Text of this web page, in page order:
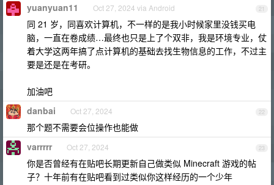
21
yuanyuan11 Oct 27, 2024 via Android
同 21 岁，同喜欢计算机，不一样的是我小时候家里没钱买电
脑，一直在卷成绩…最终也只是上了个双非，我是环境专业，仗
着大学这两年搞了点计算机的基础去找生物信息的工作，不过主
要是还是在考研。
加油吧
22
danbai Oct 27, 2024
那个题不需要会位操作也能做
23
varrrrr Oct 27, 2024
你是否曾经有在贴吧长期更新自己做类似 Minecraft 游戏的帖
子？十年前有在贴吧看到过类似你这样经历的一个少年